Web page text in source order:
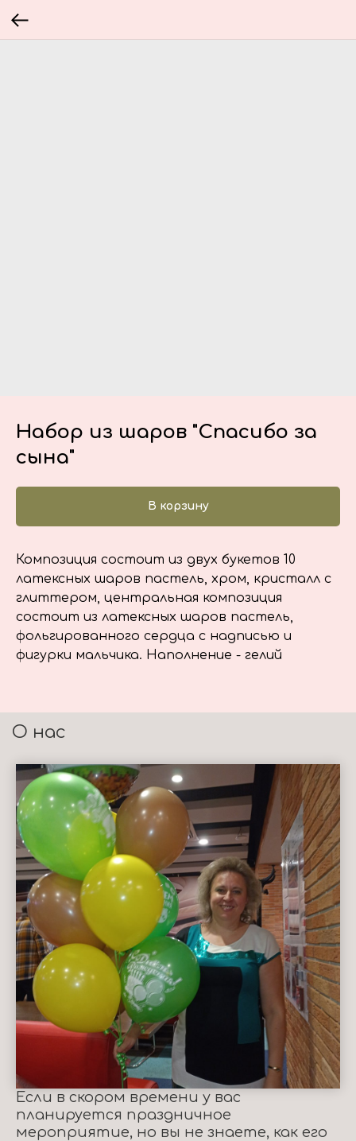
Набор из шаров "Спасибо за
сына"
В корзину
Композиция состоит из двух букетов 10
латексных шаров пастель, хром, кристалл с
глиттером, центральная композиция
состоит из латексных шаров пастель,
фольгированного сердца с надписью и
фигурки мальчика. Наполнение - гелий
О нас
Если в скором времени у вас
планируется праздничное
мероприятие, но вы не знаете, как его